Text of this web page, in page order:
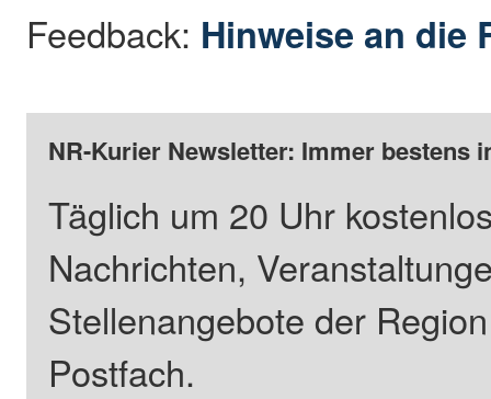
Feedback: Hinweise an die
NR-Kurier Newsletter: Immer bestens
Täglich um 20 Uhr
Nachrichten,
Stellenangebote der
Postfach.